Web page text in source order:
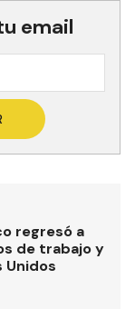
email
regresó a
de trabajo y
Unidos